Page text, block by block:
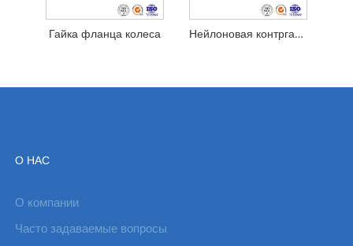
Гайка фланца колеса Нейлоновая контргайка
О НАС
О компании
Часто задаваемые вопросы